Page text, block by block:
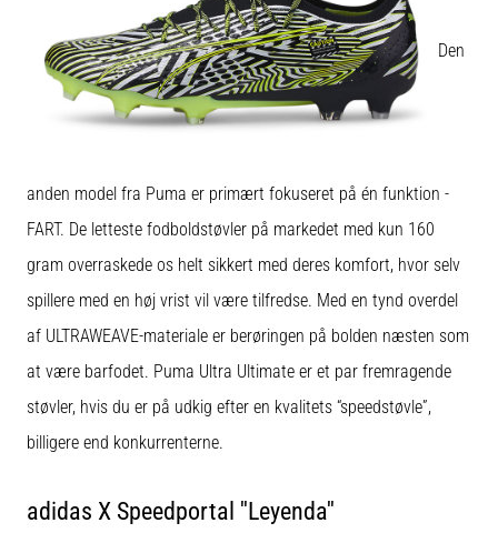
Den
anden model fra Puma er primært fokuseret på én funktion -
FART. De letteste fodboldstøvler på markedet med kun 160
gram overraskede os helt sikkert med deres komfort, hvor selv
spillere med en høj vrist vil være tilfredse. Med en tynd overdel
af ULTRAWEAVE-materiale er berøringen på bolden næsten som
at være barfodet. Puma Ultra Ultimate er et par fremragende
støvler, hvis du er på udkig efter en kvalitets “speedstøvle”,
billigere end konkurrenterne.
adidas X Speedportal ''Leyenda''